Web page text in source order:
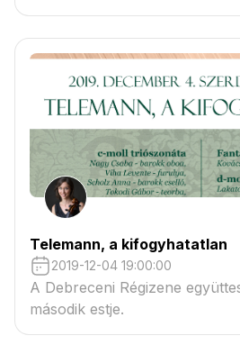
ihletett.
Telemann, a kifogyhatatlan
2019-12-04 19:00:00
A Debreceni Régizene
második estje.